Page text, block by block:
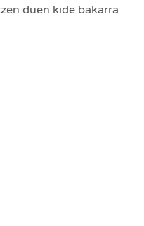
duen kide bakarra